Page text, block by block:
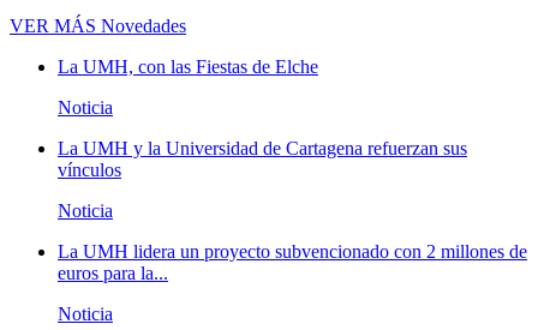
VER MÁS Novedades
La UMH, con las Fiestas de Elche
Noticia
La UMH y la Universidad de Cartagena refuerzan sus
vínculos
Noticia
La UMH lidera un proyecto subvencionado con 2 millones de
euros para la...
Noticia